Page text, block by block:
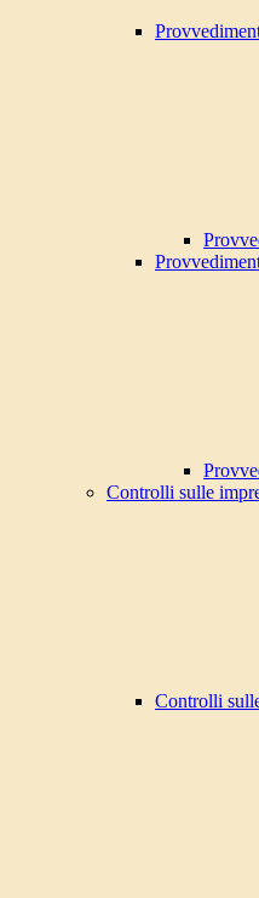
Controlli sulle
Controlli